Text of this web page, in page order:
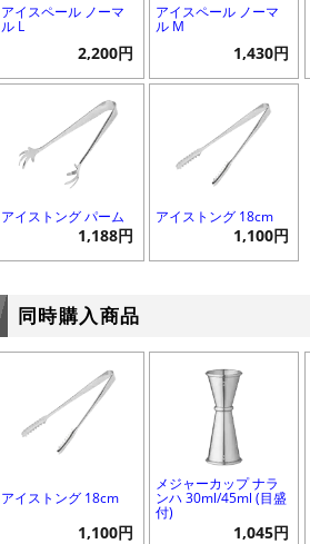
アイスペール ノーマ
ル L
2,200円
アイスペール ノーマ
ル M
1,430円
アイストング パーム
1,188円
アイストング 18cm
1,100円
同時購入商品
アイストング 18cm
1,100円
メジャーカップ ナラ
ンハ 30ml/45ml (目盛
付)
1,045円